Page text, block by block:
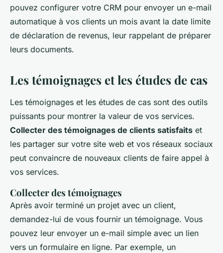
pouvez configurer votre CRM pour envoyer un e-mail
automatique à vos clients un mois avant la date limite
de déclaration de revenus, leur rappelant de préparer
leurs documents.
Les témoignages et les études de cas
Les témoignages et les études de cas sont des outils
puissants pour montrer la valeur de vos services.
Collecter des témoignages de clients satisfaits et
les partager sur votre site web et vos réseaux sociaux
peut convaincre de nouveaux clients de faire appel à
vos services.
Collecter des témoignages
Après avoir terminé un projet avec un client,
demandez-lui de vous fournir un témoignage. Vous
pouvez leur envoyer un e-mail simple avec un lien
vers un formulaire en ligne. Par exemple, un